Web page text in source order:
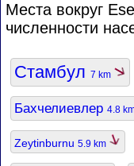
Места вокруг
численности
Стамбул 7 km
Бахчелиевлер 4.8
Zeytinburnu 5.9 km